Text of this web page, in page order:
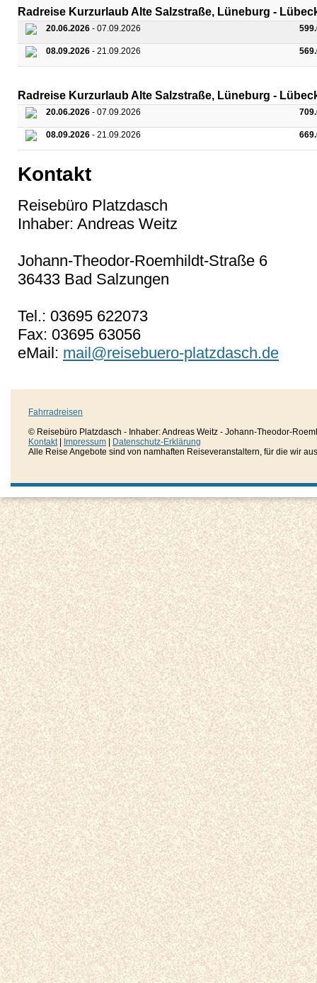
Radreise Kurzurlaub Alte Salzstraße, Lüneburg -
20.06.2026 - 07.09.2026
08.09.2026 - 21.09.2026
Radreise Kurzurlaub Alte Salzstraße, Lüneburg -
20.06.2026 - 07.09.2026
08.09.2026 - 21.09.2026
Kontakt
Reisebüro Platzdasch
Inhaber: Andreas Weitz
Johann-Theodor-Roemhildt-Straße 6
36433 Bad Salzungen
Tel.: 03695 622073
Fax: 03695 63056
eMail: mail@reisebuero-platzdasch.de
Fahrradreisen
© Reisebüro Platzdasch - Inhaber: Andreas Weitz - Johann-Theodor-
Kontakt| Impressum
Datenschutz-Erklärung
Alle Reise Angebote sind von namhaften Reiseveranstaltern, für die wir